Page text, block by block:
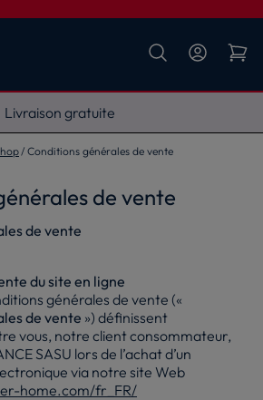
Livraison gratuite
Conditions générales de vente
de vente
de vente
du site en ligne
générales de vente («
de vente ») définissent
vous, notre client consommateur,
SASU lors de l’achat d’un
via notre site Web
home.com/fr_FR/